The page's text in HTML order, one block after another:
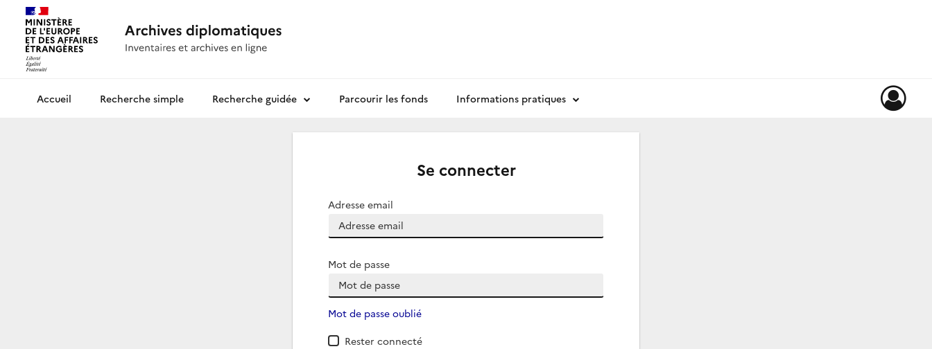
Archives diplomatiquesRecherche simple Recherche guidée Parcourir les fonds Informations pratiques
Se connecter
Adresse email
Mot de passe
Mot de passe oublié
Rester connecté